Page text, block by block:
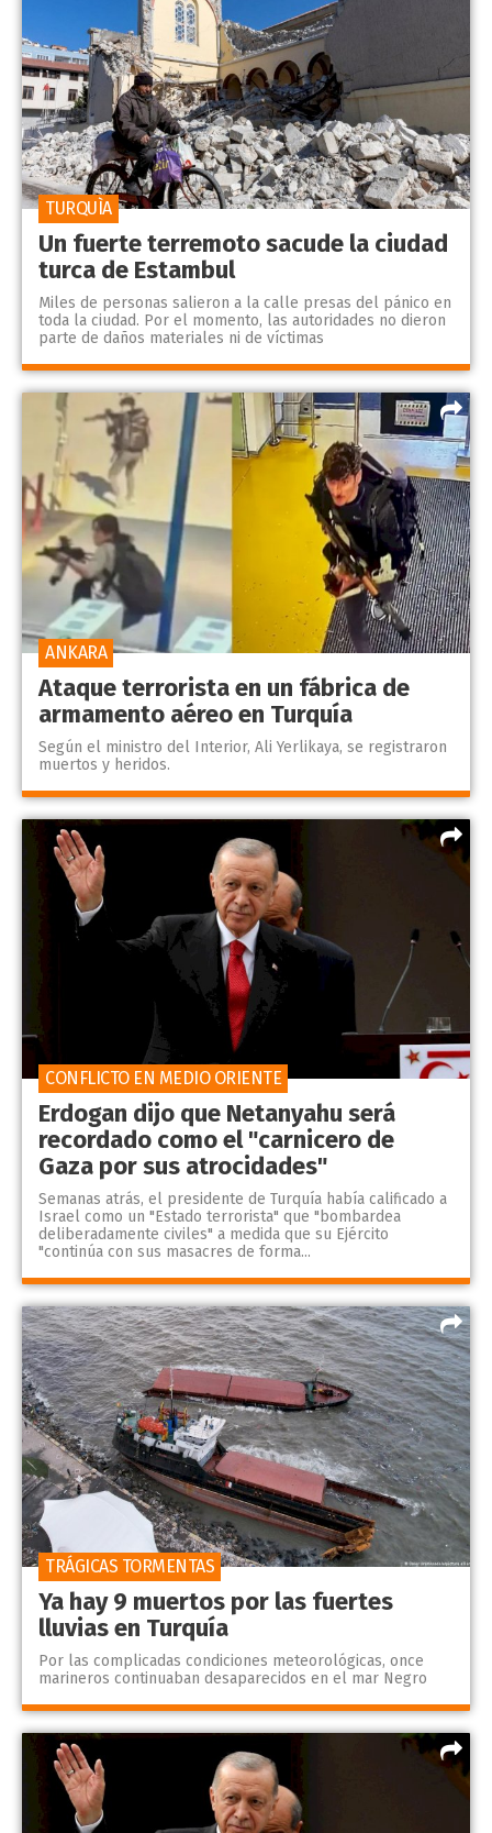
Un fuerte terremoto sacude la ciudad
turca de Estambul
Miles de personas salieron a la calle presas del pánico en
toda la ciudad. Por el momento, las autoridades no dieron
parte de daños materiales ni de víctimas
TURQUÌA
Ataque terrorista en un fábrica de
armamento aéreo en Turquía
Según el ministro del Interior, Ali Yerlikaya, se registraron
muertos y heridos.
ANKARA
Erdogan dijo que Netanyahu será
recordado como el "carnicero de
Gaza por sus atrocidades"
Semanas atrás, el presidente de Turquía había calificado a
Israel como un "Estado terrorista" que "bombardea
deliberadamente civiles" a medida que su Ejército
"continúa con sus masacres de forma...
CONFLICTO EN MEDIO ORIENTE
Ya hay 9 muertos por las fuertes
lluvias en Turquía
Por las complicadas condiciones meteorológicas, once
marineros continuaban desaparecidos en el mar Negro
TRÁGICAS TORMENTAS